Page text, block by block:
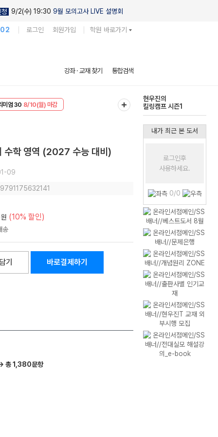
청 9/2(수) 19:30 9월 모의고사 LIVE 설명회
로그인 회원가입 학원 바로가기
강좌 · 교재 찾기 통합검색
미엄 30 8/10(월) 마감
다채로운 난도
실전 모의고사
수학 영역 (2027 수능 대비)
09
9791175632141
원 (10% 할인)
기 바로결제하기
총 1,380문항
내가 최근 본 도서
로그인후
사용하세요.
0/0